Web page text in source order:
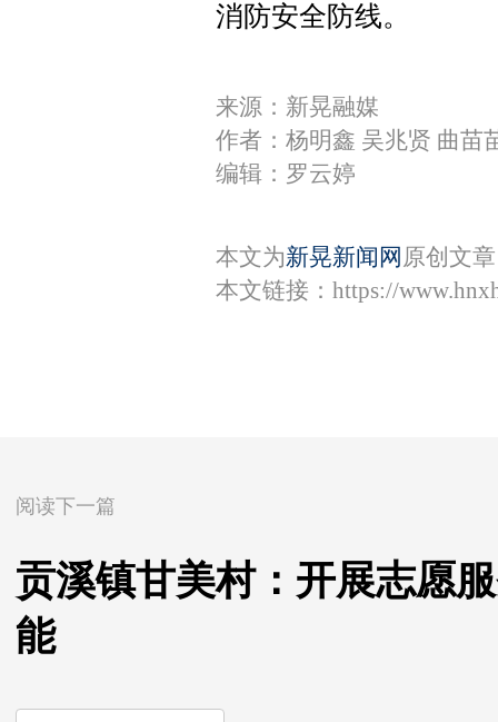
消防安全防线。
来源：新晃融媒
作者：杨明鑫 吴兆贤 曲苗
编辑：罗云婷
本文为新晃新闻网 原创文
本文链接： https://
阅读下一篇
贡溪镇甘美村：开展志愿
能